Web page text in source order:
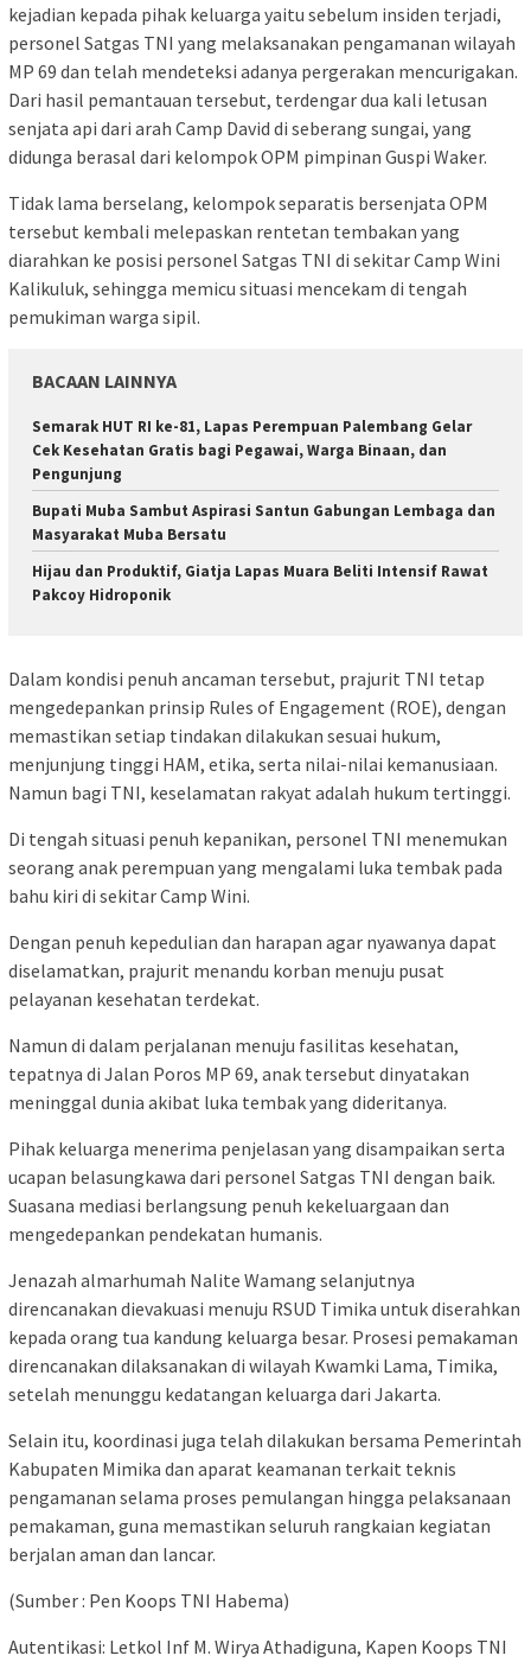
kejadian kepada pihak keluarga yaitu sebelum insiden terjadi,
personel Satgas TNI yang melaksanakan pengamanan wilayah
MP 69 dan telah mendeteksi adanya pergerakan mencurigakan.
Dari hasil pemantauan tersebut, terdengar dua kali letusan
senjata api dari arah Camp David di seberang sungai, yang
didunga berasal dari kelompok OPM pimpinan Guspi Waker.
Tidak lama berselang, kelompok separatis bersenjata OPM
tersebut kembali melepaskan rentetan tembakan yang
diarahkan ke posisi personel Satgas TNI di sekitar Camp Wini
Kalikuluk, sehingga memicu situasi mencekam di tengah
pemukiman warga sipil.
BACAAN LAINNYA
Semarak HUT RI ke-81, Lapas Perempuan Palembang Gelar
Cek Kesehatan Gratis bagi Pegawai, Warga Binaan, dan
Pengunjung
Bupati Muba Sambut Aspirasi Santun Gabungan Lembaga dan
Masyarakat Muba Bersatu
Hijau dan Produktif, Giatja Lapas Muara Beliti Intensif Rawat
Pakcoy Hidroponik
Dalam kondisi penuh ancaman tersebut, prajurit TNI tetap
mengedepankan prinsip Rules of Engagement (ROE), dengan
memastikan setiap tindakan dilakukan sesuai hukum,
menjunjung tinggi HAM, etika, serta nilai-nilai kemanusiaan.
Namun bagi TNI, keselamatan rakyat adalah hukum tertinggi.
Di tengah situasi penuh kepanikan, personel TNI menemukan
seorang anak perempuan yang mengalami luka tembak pada
bahu kiri di sekitar Camp Wini.
Dengan penuh kepedulian dan harapan agar nyawanya dapat
diselamatkan, prajurit menandu korban menuju pusat
pelayanan kesehatan terdekat.
Namun di dalam perjalanan menuju fasilitas kesehatan,
tepatnya di Jalan Poros MP 69, anak tersebut dinyatakan
meninggal dunia akibat luka tembak yang dideritanya.
Pihak keluarga menerima penjelasan yang disampaikan serta
ucapan belasungkawa dari personel Satgas TNI dengan baik.
Suasana mediasi berlangsung penuh kekeluargaan dan
mengedepankan pendekatan humanis.
Jenazah almarhumah Nalite Wamang selanjutnya
direncanakan dievakuasi menuju RSUD Timika untuk diserahkan
kepada orang tua kandung keluarga besar. Prosesi pemakaman
direncanakan dilaksanakan di wilayah Kwamki Lama, Timika,
setelah menunggu kedatangan keluarga dari Jakarta.
Selain itu, koordinasi juga telah dilakukan bersama Pemerintah
Kabupaten Mimika dan aparat keamanan terkait teknis
pengamanan selama proses pemulangan hingga pelaksanaan
pemakaman, guna memastikan seluruh rangkaian kegiatan
berjalan aman dan lancar.
(Sumber : Pen Koops TNI Habema)
Autentikasi: Letkol Inf M. Wirya Athadiguna, Kapen Koops TNI